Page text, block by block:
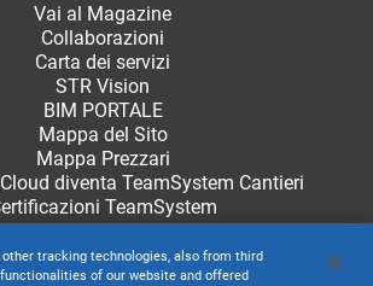
Vai al Magazine
Collaborazioni
Carta dei servizi
STR Vision
BIM PORTALE
Mappa del Sito
Mappa Prezzari
diventa TeamSystem Cantieri
TeamSystem
other tracking technologies, also from third
of our website and offered